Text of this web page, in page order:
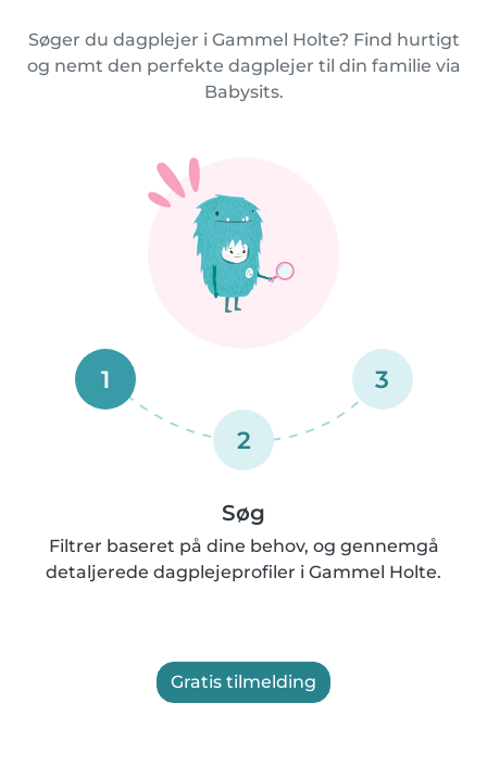
Søger du dagplejer i Gammel Holte? Find hurtigt
og nemt den perfekte dagplejer til din familie via
Babysits.
1
2
3
Søg
Filtrer baseret på dine behov, og gennemgå
detaljerede dagplejeprofiler i Gammel Holte.
Gratis tilmelding